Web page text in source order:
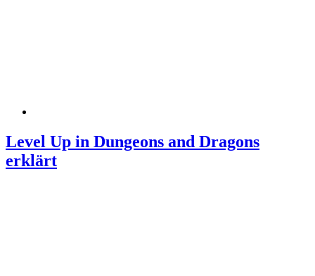
Level Up in Dungeons and Dragons
erklärt